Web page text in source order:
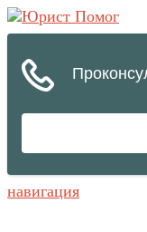
навигация